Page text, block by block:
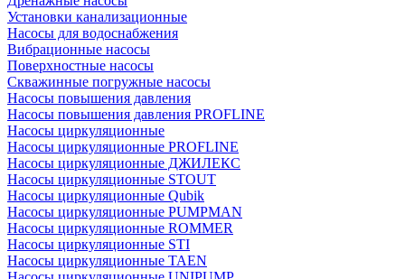
Установки канализационные
Насосы для водоснабжения
Вибрационные насосы
Поверхностные насосы
Скважинные погружные насосы
Насосы повышения давления
Насосы повышения давления PROFLINE
Насосы циркуляционные
Насосы циркуляционные PROFLINE
Насосы циркуляционные ДЖИЛЕКС
Насосы циркуляционные STOUT
Насосы циркуляционные Qubik
Насосы циркуляционные PUMPMAN
Насосы циркуляционные ROMMER
Насосы циркуляционные STI
Насосы циркуляционные TAEN